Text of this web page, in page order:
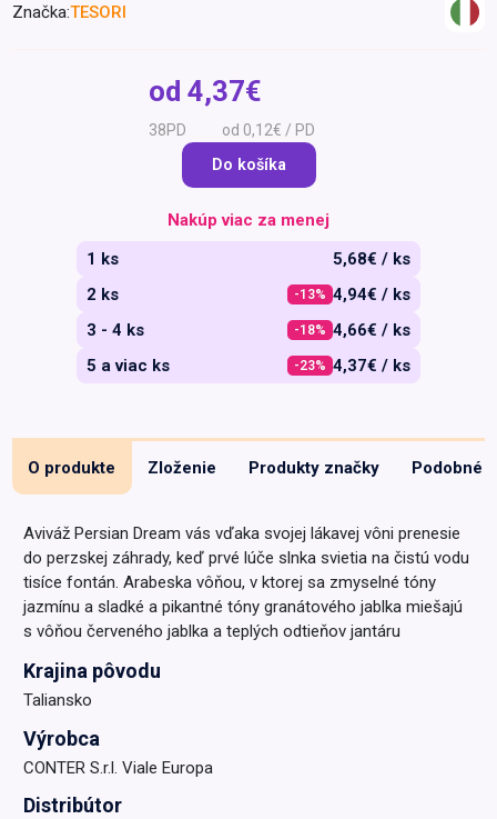
Drogéria a kozmetika
Domácnosť a kancelária
Domáci miláčikovia
Lekáreň
Značka:TESORI
od 4,37€
38PD od 0,12€ / PD
Do košíka
Nakúp viac za menej
1 ks
5,68€ / ks
2 ks
-13% 4,94€ / ks
3 - 4 ks
-18% 4,66€ / ks
5 a viac ks
-23% 4,37€ / ks
O produkte Zloženie Produkty značky Podobné
Aviváž Persian Dream vás vďaka svojej lákavej vôni prenesie
do perzskej záhrady, keď prvé lúče slnka svietia na čistú vodu
tisíce fontán. Arabeska vôňou, v ktorej sa zmyselné tóny
jazmínu a sladké a pikantné tóny granátového jablka miešajú
s vôňou červeného jablka a teplých odtieňov jantáru
Krajina pôvodu
Taliansko
Výrobca
CONTER S.r.l. Viale Europa
Distribútor